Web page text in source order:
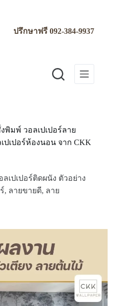
ปรึกษาฟรี092-384-9937
พิมพ์ วอลเปเปอร์ลาย
ปเปอร์ห้องนอน จาก CKK
ลเปเปอร์ติดผนัง ตัวอย่าง
, ลายขายดี, ลาย